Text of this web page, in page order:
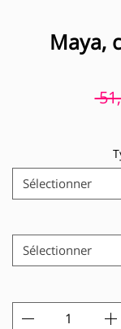
Maya,
Sélectionner
Sélectionner